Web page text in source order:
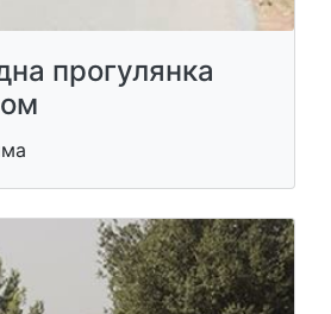
прогулянка